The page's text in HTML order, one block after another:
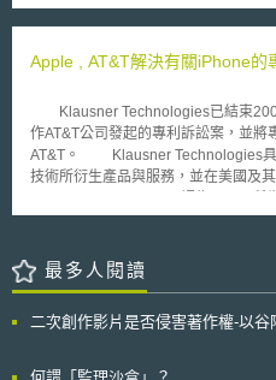
過商標侵權的制止、商標權利的維護
人從事商業間諜活動，竊取美國企業
故將持續調查、蒐集不法證據，以打
務法案》(Public Health Service Act,
至1-2個月，試辦期為一年，並與現行
越突破性療法認定成效的新型療法 解決未滿足公共衛生需求：如罕病或缺
乏療效標準治療之疾病 提升美國供應鏈韌性：如將藥品研發、臨床、生產
遷至美國 提高可負擔性：將美國藥價降至最惠國藥價，或減少下游醫療費
用 2.使用與要求： 適用階段：可於申請臨床試驗或申請藥證等階段啟用，
不可轉讓，但併購案中可沿用。 CNPV透過團隊同日決策，有望在FDA人力
縮減背景下縮短審查時程。並強調國
美投資的大型藥廠；對我國優化藥品
Apple , AT&T解決有關iPhone的
Klausner Technologies已結束
作AT&T公司發起的專利訴訟案，並將
AT&T。 Klausner Technologies具有視覺語音郵件(visual voice-mail)
技術所衍生產品與服務，並在美國及
其視覺語音郵件功能，類似像電子郵
與Klausner Technologies於2004-
年底對Apple與AT&T發出專利訴訟，
解相關詳情尚未對外公布。 Klausner Technologies於控告Apple與
的AOL與VoIP網路提供商Aonage公司
最多人閱讀
二次創作影片是否侵害著作權-以谷